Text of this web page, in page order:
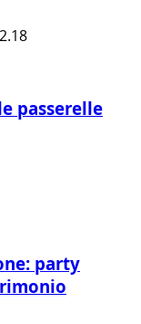
passerelle
party